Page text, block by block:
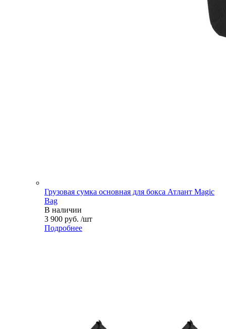
Грузовая сумка основная для бокса Атлант Magic
Bag
В наличии
3 900 руб. /шт
Подробнее